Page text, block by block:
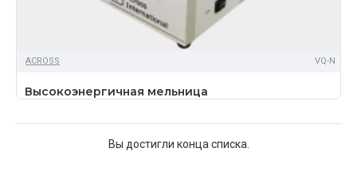
ACROSS VQ-N
Высокоэнергичная мельница
Вы достигли конца списка.